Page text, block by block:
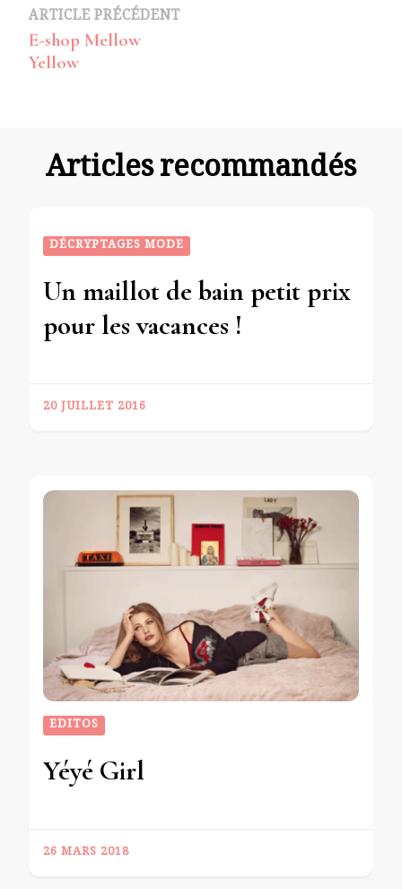
Navigation
d’article
ARTICLE PRÉCÉDENT
E-shop Mellow
Yellow
Articles recommandés
DÉCRYPTAGES MODE
Un maillot de bain petit prix
pour les vacances !
20 JUILLET 2016
EDITOS
Yéyé Girl
26 MARS 2018